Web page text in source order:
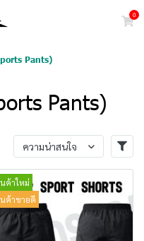
0
Pants)
Pants)
ความน่าสนใจ
ค้าใหม่
ค้าขายดี